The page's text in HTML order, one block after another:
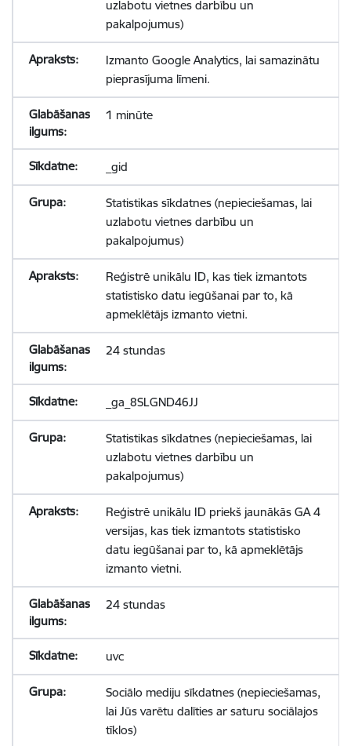
uzlabotu vietnes darbību un
pakalpojumus)
Izmanto Google Analytics, lai samazinātu
pieprasījuma līmeni.
1 minūte
_gid
Statistikas sīkdatnes (nepieciešamas, lai
uzlabotu vietnes darbību un
pakalpojumus)
Reģistrē unikālu ID, kas tiek izmantots
statistisko datu iegūšanai par to, kā
apmeklētājs izmanto vietni.
24 stundas
_ga_8SLGND46JJ
Statistikas sīkdatnes (nepieciešamas, lai
uzlabotu vietnes darbību un
pakalpojumus)
Reģistrē unikālu ID priekš jaunākās GA 4
versijas, kas tiek izmantots statistisko
datu iegūšanai par to, kā apmeklētājs
izmanto vietni.
24 stundas
uvc
Sociālo mediju sīkdatnes (nepieciešamas,
lai Jūs varētu dalīties ar saturu sociālajos
tīklos)